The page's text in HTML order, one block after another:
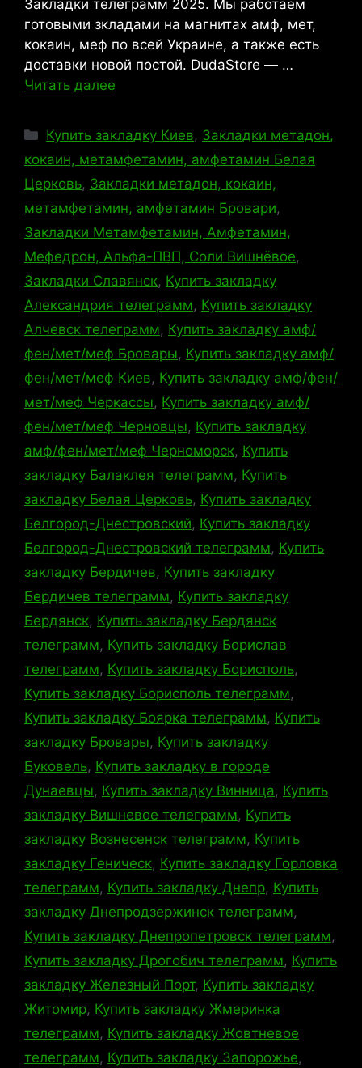
Закладки телеграмм 2025. Мы работаем
готовыми зкладами на магнитах амф, мет,
кокаин, меф по всей Украине, а также есть
доставки новой постой. DudaStore — …
Читать далее
Рубрики
Купить закладку Киев, Закладки метадон,
кокаин, метамфетамин, амфетамин Белая
Церковь, Закладки метадон, кокаин,
метамфетамин, амфетамин Бровари,
Закладки Метамфетамин, Амфетамин,
Мефедрон, Альфа-ПВП, Соли Вишнёвое,
Закладки Славянск, Купить закладку
Александрия телеграмм, Купить закладку
Алчевск телеграмм, Купить закладку амф/
фен/мет/меф Бровары, Купить закладку амф/
фен/мет/меф Киев, Купить закладку амф/фен/
мет/меф Черкассы, Купить закладку амф/
фен/мет/меф Черновцы, Купить закладку
амф/фен/мет/меф Черноморск, Купить
закладку Балаклея телеграмм, Купить
закладку Белая Церковь, Купить закладку
Белгород-Днестровский, Купить закладку
Белгород-Днестровский телеграмм, Купить
закладку Бердичев, Купить закладку
Бердичев телеграмм, Купить закладку
Бердянск, Купить закладку Бердянск
телеграмм, Купить закладку Борислав
телеграмм, Купить закладку Борисполь,
Купить закладку Борисполь телеграмм,
Купить закладку Боярка телеграмм, Купить
закладку Бровары, Купить закладку
Буковель, Купить закладку в городе
Дунаевцы, Купить закладку Винница, Купить
закладку Вишневое телеграмм, Купить
закладку Вознесенск телеграмм, Купить
закладку Геническ, Купить закладку Горловка
телеграмм, Купить закладку Днепр, Купить
закладку Днепродзержинск телеграмм,
Купить закладку Днепропетровск телеграмм,
Купить закладку Дрогобич телеграмм, Купить
закладку Железный Порт, Купить закладку
Житомир, Купить закладку Жмеринка
телеграмм, Купить закладку Жовтневое
телеграмм, Купить закладку Запорожье,